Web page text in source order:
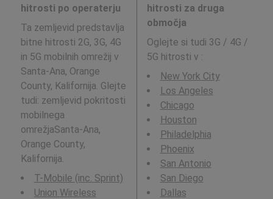
hitrosti po operaterju
Ta zemljevid predstavlja
bitne hitrosti 2G, 3G, 4G
in 5G mobilnih omrežij v
Santa-Ana, Orange
County, Kalifornija. Glejte
tudi: zemljevid pokritosti
mobilnega
omrežjaSanta-Ana,
Orange County,
Kalifornija.
T-Mobile (inc. Sprint)
Union Wireless
hitrosti za druga
območja
Oglejte si tudi 3G / 4G /
5G hitrosti v :
New York City
Los Angeles
Chicago
Houston
Philadelphia
Phoenix
San Antonio
San Diego
Dallas